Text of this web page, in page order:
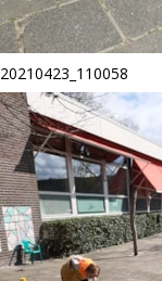
20210423_110058